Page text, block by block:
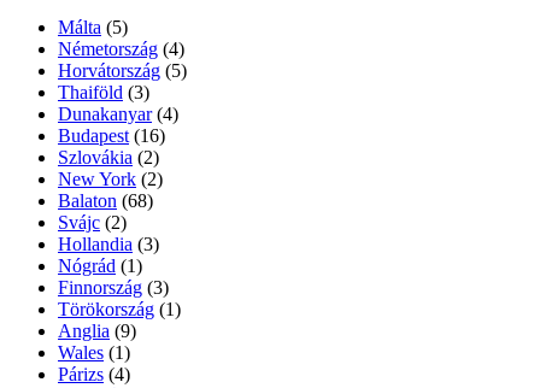
Málta (5)
Németország (4)
Horvátország (5)
Thaiföld (3)
Dunakanyar (4)
Budapest (16)
Szlovákia (2)
New York (2)
Balaton (68)
Svájc (2)
Hollandia (3)
Nógrád (1)
Finnország (3)
Törökország (1)
Anglia (9)
Wales (1)
Párizs (4)